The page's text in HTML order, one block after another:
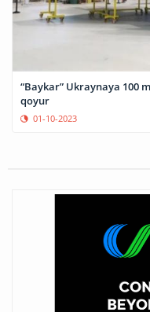
“Baykar” Ukraynaya 100
qoyur
01-10-2023